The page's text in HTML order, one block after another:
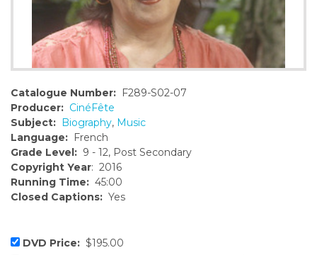
Catalogue Number: F289-S02-07
Producer: CinéFête
Subject: Biography, Music
Language: French
Grade Level: 9 - 12, Post Secondary
Copyright Year: 2016
Running Time: 45:00
Closed Captions: Yes
DVD Price: $195.00